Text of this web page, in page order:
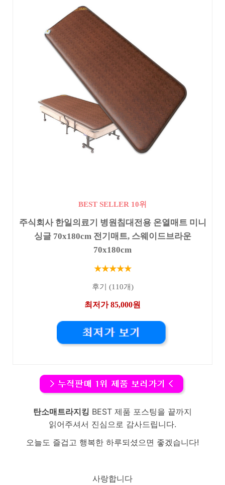
BEST SELLER 10위
주식회사 한일의료기 병원침대전용 온열매트 미니
싱글 70x180cm 전기매트, 스웨이드브라운
70x180cm
★★★★★
후기 (110개)
최저가 85,000원
탄소매트라지킹 BEST 제품 포스팅을 끝까지
읽어주셔서 진심으로 감사드립니다.
오늘도 즐겁고 행복한 하루되셨으면 좋겠습니다!
사랑합니다